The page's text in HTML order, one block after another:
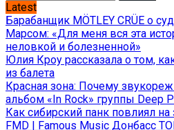
Latest
Барабанщик MÖTLEY CRÜE о
Марсом: «Для меня вся эта
неловкой и болезненной»
Юлия Кроу рассказала о том,
из балета
Красная зона: Почему
альбом «In Rock» группы Deep
Как сибирский панк повлиял на
FMD | Famous Music Донбасс